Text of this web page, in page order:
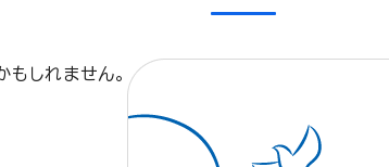
もしれません。